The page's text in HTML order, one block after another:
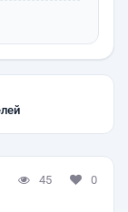
45 0